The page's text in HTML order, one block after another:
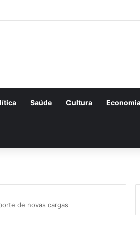
do Piauí encerram amanhã
Saúde Cultura
de novas cargas